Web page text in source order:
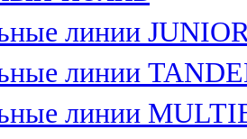
линии
линии
линии